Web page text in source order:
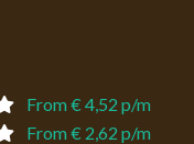
From € 4,52 p/m
From € 2,62 p/m